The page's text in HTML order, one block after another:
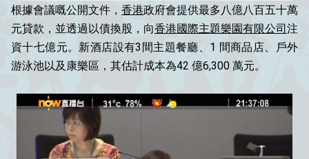
根據會議嘅公開文件， 香港政府會提供最多八億八百五十萬
元貸款，並透過以債換股，向香港國際主題樂園有限公司 注
資十七億元。新酒店設有3間主題餐廳、1 間商品店、戶外
游泳池以及康樂區，其估計成本為42 億6,300 萬元。